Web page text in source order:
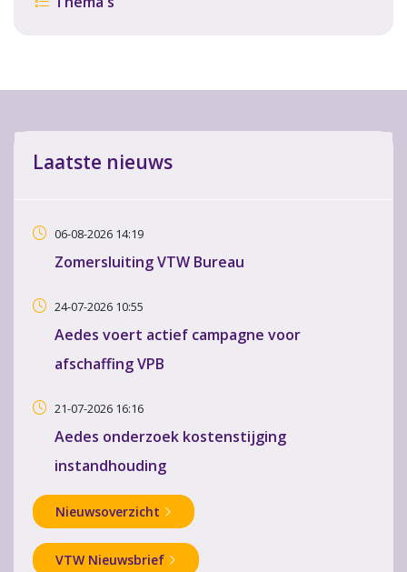
Laatste nieuws
06-08-2026 14:19
Zomersluiting VTW Bureau
24-07-2026 10:55
Aedes voert actief campagne voor
afschaffing VPB
21-07-2026 16:16
Aedes onderzoek kostenstijging
instandhouding
Nieuwsoverzicht
VTW Nieuwsbrief